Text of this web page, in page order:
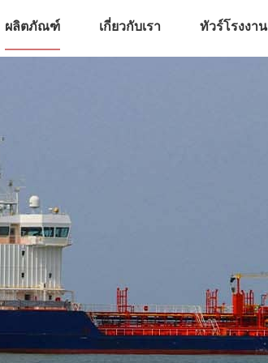
ผลิตภัณฑ์ เกี่ยวกับเรา ทัวร์โรงงาน